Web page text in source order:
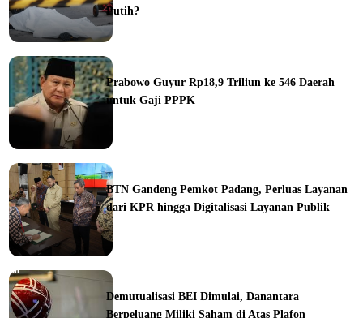
Putih?
Prabowo Guyur Rp18,9 Triliun ke 546 Daerah
untuk Gaji PPPK
BTN Gandeng Pemkot Padang, Perluas Layanan
dari KPR hingga Digitalisasi Layanan Publik
Demutualisasi BEI Dimulai, Danantara
Berpeluang Miliki Saham di Atas Plafon